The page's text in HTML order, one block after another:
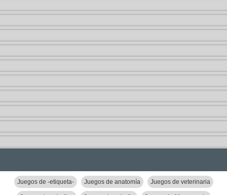
Juegos de -etiqueta- Juegos de anatomía Juegos de veterinaria